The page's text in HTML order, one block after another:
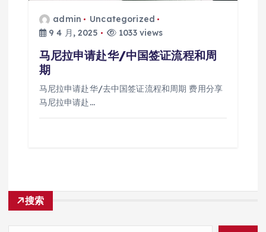
admin
Uncategorized
9 4 月, 2025
1033 views
马尼拉申请赴华/中国签证流程和周
期
马尼拉申请赴华/去中国签证流程和周期 费用分享
马尼拉申请赴…
搜索